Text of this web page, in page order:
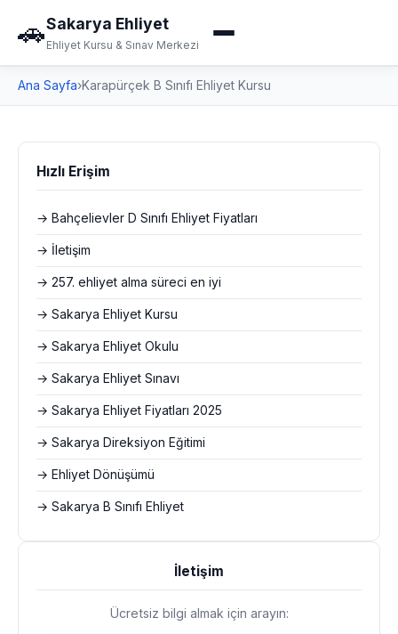
🚗Sakarya Ehliyet
Ehliyet Kursu & Sınav Merkezi
Ana Sayfa›Karapürçek B Sınıfı Ehliyet Kursu
Hızlı Erişim
→ Bahçelievler D Sınıfı Ehliyet Fiyatları
→ İletişim
→ 257. ehliyet alma süreci en iyi
→ Sakarya Ehliyet Kursu
→ Sakarya Ehliyet Okulu
→ Sakarya Ehliyet Sınavı
→ Sakarya Ehliyet Fiyatları 2025
→ Sakarya Direksiyon Eğitimi
→ Ehliyet Dönüşümü
→ Sakarya B Sınıfı Ehliyet
İletişim
Ücretsiz bilgi almak için arayın: